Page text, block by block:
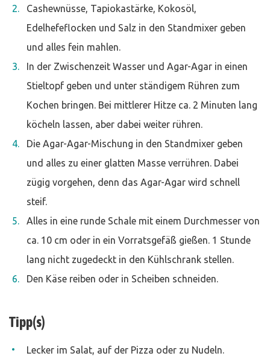
Cashewnüsse, Tapiokastärke, Kokosöl,
Edelhefeflocken und Salz in den Standmixer geben
und alles fein mahlen.
In der Zwischenzeit Wasser und Agar-Agar in einen
Stieltopf geben und unter ständigem Rühren zum
Kochen bringen. Bei mittlerer Hitze ca. 2 Minuten lang
köcheln lassen, aber dabei weiter rühren.
Die Agar-Agar-Mischung in den Standmixer geben
und alles zu einer glatten Masse verrühren. Dabei
zügig vorgehen, denn das Agar-Agar wird schnell
steif.
Alles in eine runde Schale mit einem Durchmesser von
ca. 10 cm oder in ein Vorratsgefäß gießen. 1 Stunde
lang nicht zugedeckt in den Kühlschrank stellen.
Den Käse reiben oder in Scheiben schneiden.
Tipp(s)
Lecker im Salat, auf der Pizza oder zu Nudeln.